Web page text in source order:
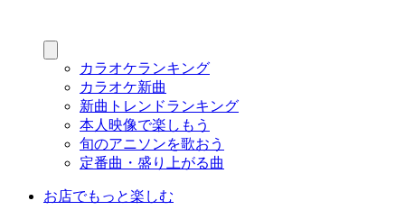
カラオケランキング
カラオケ新曲
新曲トレンドランキング
本人映像で楽しもう
旬のアニソンを歌おう
定番曲・盛り上がる曲
お店でもっと楽しむ